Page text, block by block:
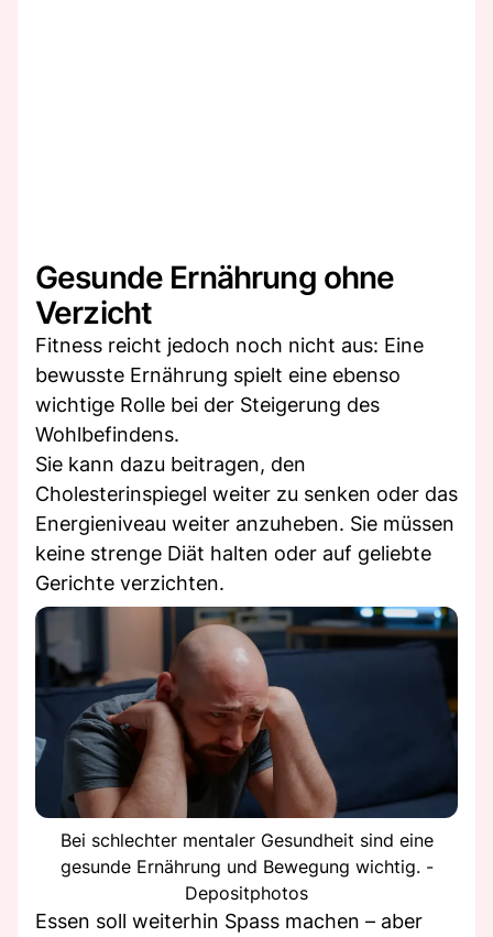
Gesunde Ernährung ohne
Verzicht
Fitness reicht jedoch noch nicht aus: Eine
bewusste Ernährung spielt eine ebenso
wichtige Rolle bei der Steigerung des
Wohlbefindens.
Sie kann dazu beitragen, den
Cholesterinspiegel weiter zu senken oder das
Energieniveau weiter anzuheben. Sie müssen
keine strenge Diät halten oder auf geliebte
Gerichte verzichten.
Bei schlechter mentaler Gesundheit sind eine
gesunde Ernährung und Bewegung wichtig. -
Depositphotos
Essen soll weiterhin Spass machen – aber